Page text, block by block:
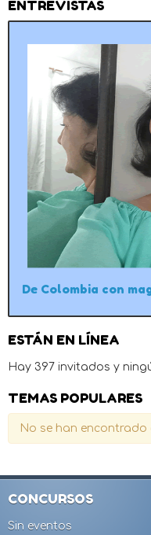
ENTREVISTAS
De Colombia con
ESTÁN EN LÍNEA
Hay 397 invitados y
TEMAS POPULARES
No se han encontrado
CONCURSOS
Sin eventos